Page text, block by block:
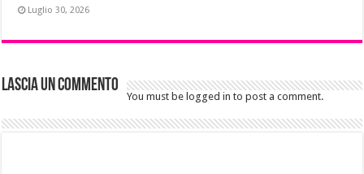
Luglio 30, 2026
Lascia un commento
You must be logged in to post a comment.